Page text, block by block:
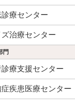
療センター
ズ治療センター
門
診療支援センター
疾患医療センター